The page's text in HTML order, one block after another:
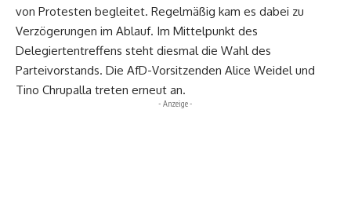
von Protesten begleitet. Regelmäßig kam es dabei zu
Verzögerungen im Ablauf. Im Mittelpunkt des
Delegiertentreffens steht diesmal die Wahl des
Parteivorstands. Die AfD-Vorsitzenden Alice Weidel und
Tino Chrupalla treten erneut an.
- Anzeige -